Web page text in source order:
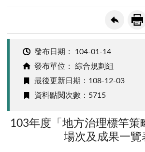
發布日期： 104-01-14
發布單位： 綜合規劃組
最後更新日期：108-12-03
資料點閱次數：5715
103年度「地方治理標竿策
場次及成果一覽